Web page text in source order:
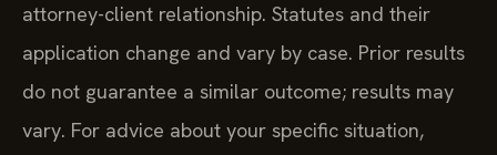
attorney-client relationship. Statutes and their
application change and vary by case. Prior results
do not guarantee a similar outcome; results may
vary. For advice about your specific situation,